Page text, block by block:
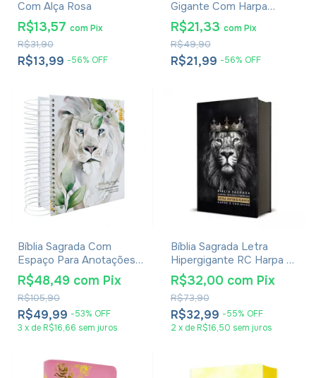
Com Alça Rosa
R$13,99 -56% OFF
R$31,90
R$13,57 comPix
Gigante Com Harpa
Avivada E Corinhos Capa
Dura Circulo Flores
R$21,99 -56% OFF
R$49,90
R$21,33 com Pix
Bíblia Sagrada Com
Espaço Para Anotações
Harpa Avivada E Corinhos
Leão Aquarela
R$49,99 -53% OFF
R$105,90
R$48,49 com Pix
3 x de R$16,66 sem juros
Bíblia Sagrada Letra
Hipergigante RC Harpa E
Corinhos Média Capa
Dura Leão Rei Dos Reis
R$32,99 -55% OFF
R$73,90
R$32,00 com Pix
2 x de R$16,50 sem juros